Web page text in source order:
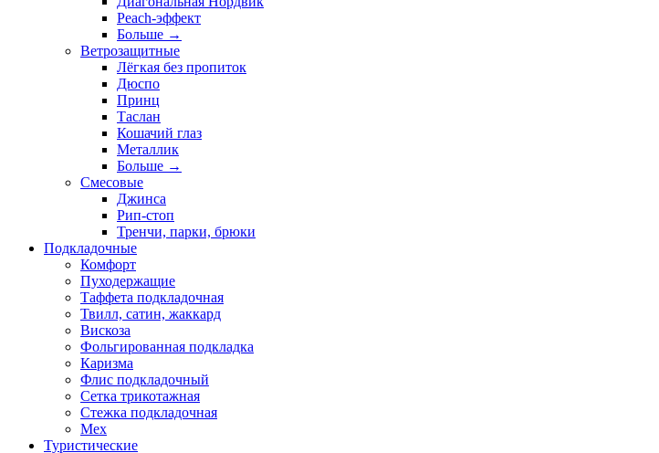
Peach-эффект
Больше →
Ветрозащитные
Лёгкая без пропиток
Дюспо
Принц
Таслан
Кошачий глаз
Металлик
Больше →
Смесовые
Джинса
Рип-стоп
Тренчи, парки, брюки
Подкладочные
Комфорт
Пуходержащие
Таффета подкладочная
Твилл, сатин, жаккард
Вискоза
Фольгированная подкладка
Каризма
Флис подкладочный
Сетка трикотажная
Стежка подкладочная
Мех
Туристические